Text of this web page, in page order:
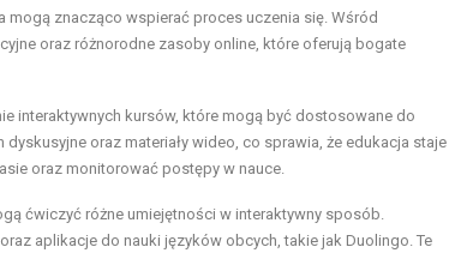
mogą znacząco wspierać proces uczenia się. Wśród
oraz różnorodne zasoby online, które oferują bogate
interaktywnych kursów, które mogą być dostosowane do
oraz materiały wideo, co sprawia, że edukacja staje
oraz monitorować postępy w nauce.
ćwiczyć różne umiejętności w interaktywny sposób.
aplikacje do nauki języków obcych, takie jak Duolingo. Te